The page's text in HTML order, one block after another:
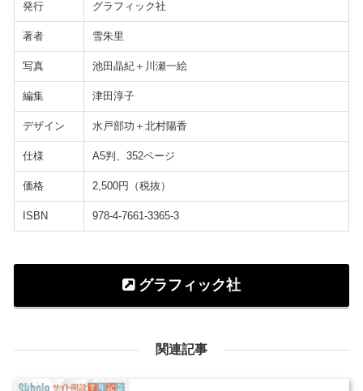
発行 グラフィック社
著者 雪朱里
写真 池田晶紀＋川瀬一絵
編集 津田淳子
デザイン 水戸部功＋北村陽香
仕様 A5判、352ページ
価格 2,500円（税抜）
ISBN 978-4-7661-3365-3
グラフィック社
関連記事